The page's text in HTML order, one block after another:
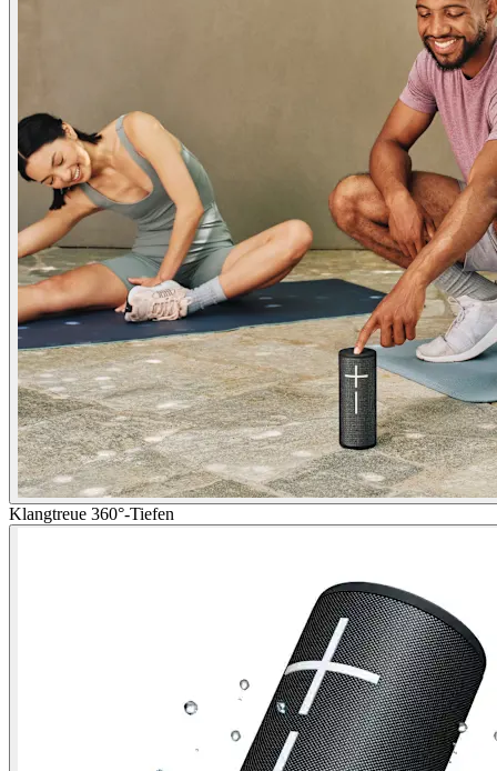
Klangtreue 360°-Tiefen